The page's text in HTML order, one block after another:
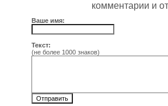
комментарии и
Ваше имя:
Текст:
(не более 1000 знаков)